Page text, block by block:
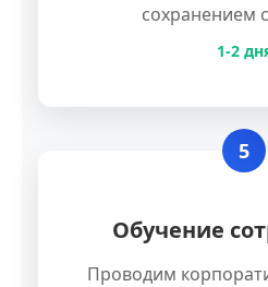
сохранением
1-2
5
Обучение
Проводим